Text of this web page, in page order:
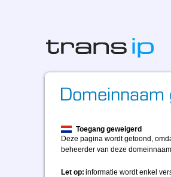
Toegang geweigerd
Deze pagina wordt getoond,
beheerder van deze
Let op: informatie wordt enkel